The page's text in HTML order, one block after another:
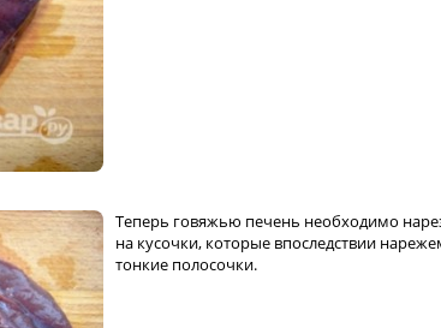
Теперь говяжью печень необходимо
на кусочки, которые впоследствии
тонкие полосочки.